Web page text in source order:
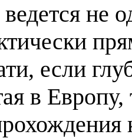
не
если
в